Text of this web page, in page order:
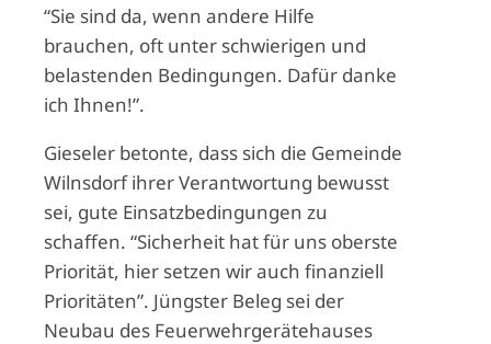
“Sie sind da, wenn andere Hilfe
brauchen, oft unter schwierigen und
belastenden Bedingungen. Dafür danke
ich Ihnen!”.
Gieseler betonte, dass sich die Gemeinde
Wilnsdorf ihrer Verantwortung bewusst
sei, gute Einsatzbedingungen zu
schaffen. “Sicherheit hat für uns oberste
Priorität, hier setzen wir auch finanziell
Prioritäten”. Jüngster Beleg sei der
Neubau des Feuerwehrgerätehauses